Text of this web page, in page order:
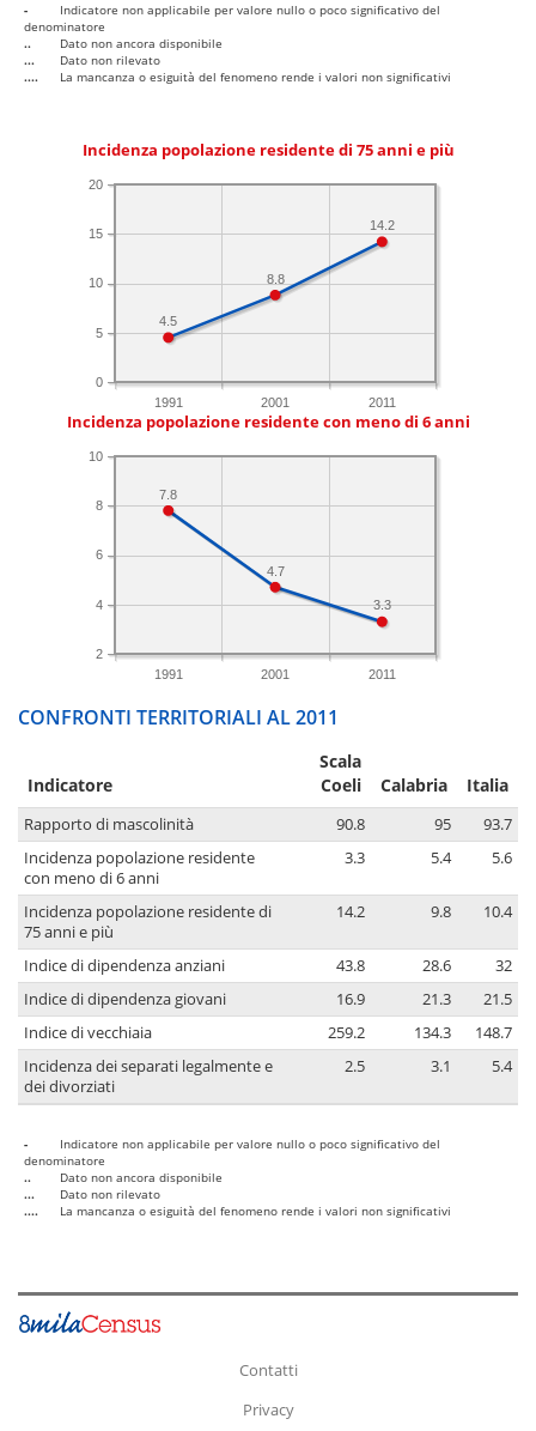
-
Indicatore non applicabile per valore nullo o poco significativo del
denominatore
..
Dato non ancora disponibile
...
Dato non rilevato
....
La mancanza o esiguità del fenomeno rende i valori non significativi
Incidenza popolazione residente di 75 anni e più
1991 2001 2011
0
5
10
15
20
14.2
8.8
4.5
Incidenza popolazione residente con meno di 6 anni
1991 2001 2011
2
4
6
8
10
3.3
4.7
7.8
CONFRONTI TERRITORIALI AL 2011
Indicatore
Scala
Coeli
Calabria Italia
Rapporto di mascolinità 90.8 95
93.7
Incidenza popolazione residente
con meno di 6 anni
3.3 5.4 5.6
Incidenza popolazione residente di
75 anni e più
14.2 9.8 10.4
Indice di dipendenza anziani 43.8 28.6
32
Indice di dipendenza giovani
16.9 21.3
21.5
Indice di vecchiaia
259.2 134.3
148.7
Incidenza dei separati legalmente e
dei divorziati
2.5 3.1 5.4
-
Indicatore non applicabile per valore nullo o poco significativo del
denominatore
..
Dato non ancora disponibile
...
Dato non rilevato
....
La mancanza o esiguità del fenomeno rende i valori non significativi
Contatti
Privacy